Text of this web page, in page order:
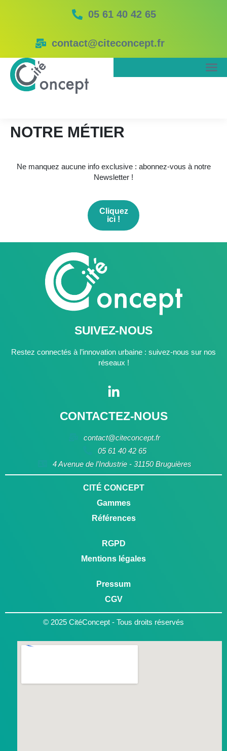
05 61 40 42 65
contact@citeconcept.fr
NOTRE MÉTIER
Ne manquez aucune info exclusive : abonnez-vous à notre
Newsletter !
Cliquez
ici !
SUIVEZ-NOUS
Restez connectés à l’innovation urbaine : suivez-nous sur nos
réseaux !
CONTACTEZ-NOUS
contact@citeconcept.fr
05 61 40 42 65
4 Avenue de l’Industrie - 31150 Bruguières
CITÉ CONCEPT
Gammes
Références
RGPD
Mentions légales
Pressum
CGV
© 2025 CitéConcept - Tous droits réservés